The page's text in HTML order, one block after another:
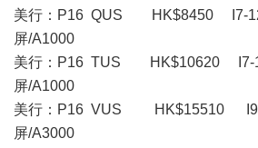
美行：P16 QUS HK$8450 I7-
屏/A1000
美行：P16 TUS HK$10620 I7-
屏/A1000
美行： P16 VUS HK$15510 I9-
屏/A3000